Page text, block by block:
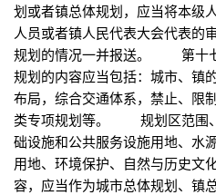
划或者镇总体规划，应当将本级
人员或者镇人民代表大会代表的
规划的情况一并报送。 第十
规划的内容应当包括：城市、镇
布局，综合交通体系，禁止、限
类专项规划等。 规划区范围
础设施和公共服务设施用地、水
用地、环境保护、自然与历史文
容，应当作为城市总体规划、